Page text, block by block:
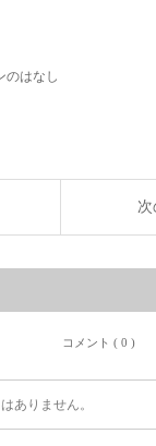
のはなし
コメント ( 0 )
ありません。